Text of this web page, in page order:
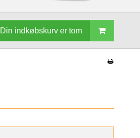
Din indkøbskurv er tom